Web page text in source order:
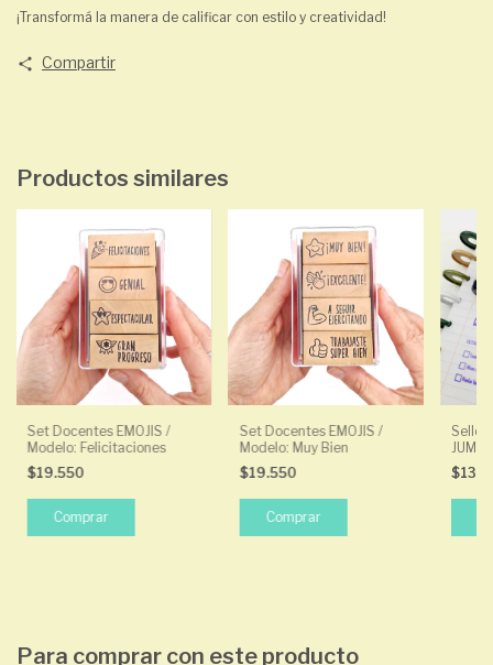
¡Transformá la manera de calificar con estilo y creatividad!
Compartir
Productos similares
Set Docentes EMOJIS /
Modelo: Felicitaciones
$19.550
Set Docentes EMOJIS /
Modelo: Muy Bien
$19.550
Sello
Para comprar con este producto